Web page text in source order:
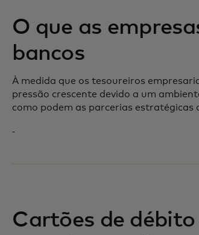
O que as
bancos
À medida que os tesoureiros
pressão crescente devido a um
como podem as parcerias estratégicas
Cartões de